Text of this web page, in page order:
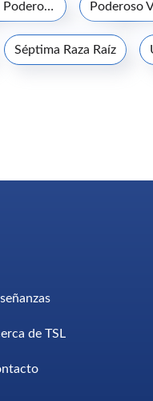
Oraciones Poderosas Poderoso
Séptima Raza Raíz
de TSL